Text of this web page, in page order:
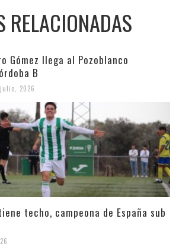
RELACIONADAS
Gómez llega al Pozoblanco
B
2026
techo, campeona de España sub